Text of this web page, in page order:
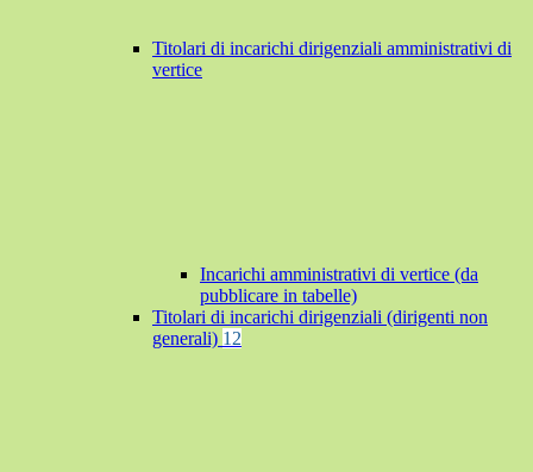
Titolari di incarichi dirigenziali amministrativi di
vertice
Incarichi amministrativi di vertice (da
pubblicare in tabelle)
Titolari di incarichi dirigenziali (dirigenti non
generali) 12